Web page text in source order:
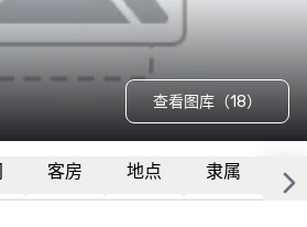
查看图库（18）
客房 地点 隶属 更